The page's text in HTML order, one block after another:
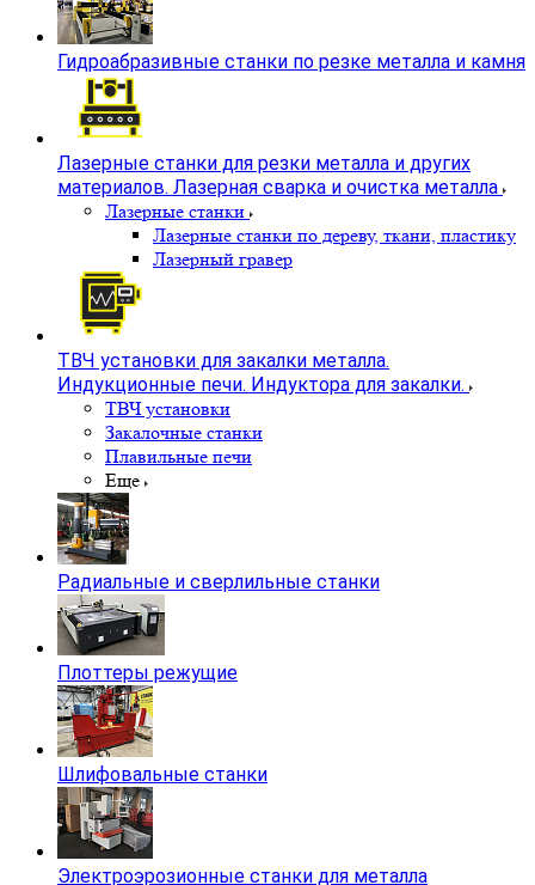
Гидроабразивные станки по резке металла и камня
Лазерные станки для резки металла и других
материалов. Лазерная сварка и очистка металла
Лазерные станки
Лазерные станки по дереву, ткани, пластику
Лазерный гравер
ТВЧ установки для закалки металла.
Индукционные печи. Индуктора для закалки.
ТВЧ установки
Закалочные станки
Плавильные печи
Еще
Радиальные и сверлильные станки
Плоттеры режущие
Шлифовальные станки
Электроэрозионные станки для металла